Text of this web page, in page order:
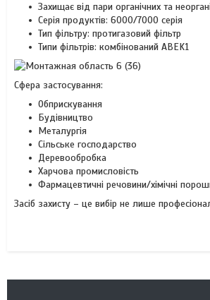
Захищає від пари органічних та
Серія продуктів: 6000/7000 серія
Тип фільтру: протигазовий фільтр
Типи фільтрів: комбінований ABEK1
Сфера застосування:
Обприскування
Будівництво
Металургія
Сільське господарство
Деревообробка
Харчова промисловість
Фармацевтичні речовини/хімічні
Засіб захисту – це вибір не лише